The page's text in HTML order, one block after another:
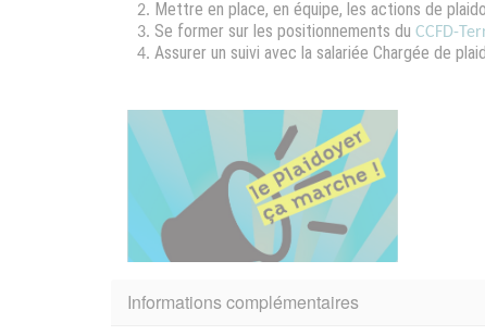
Mettre en place, en équipe, les actions de
Se former sur les positionnements du CCFD-
Assurer un suivi avec la salariée Chargée de
Informations complémentaires